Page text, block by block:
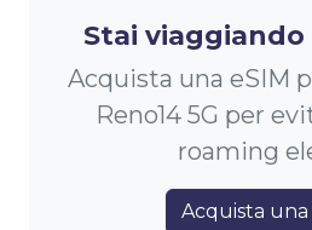
Stai
Acquista una eSIM
Reno14 5G per
roaming
Acquista una